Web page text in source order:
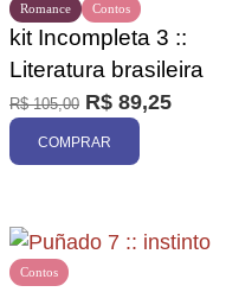
Contos
Romance
kit Incompleta 3 ::
Literatura brasileira
R$105,00 R$ 89,25
COMPRAR
Contos